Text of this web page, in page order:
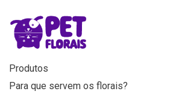
MENU
Home
Produtos
Para que servem os florais?